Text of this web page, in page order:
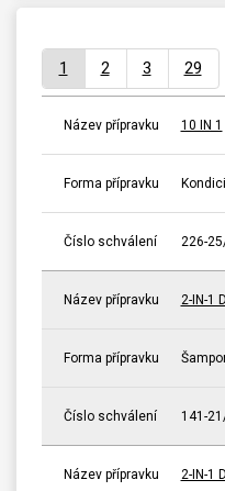
1 2 3 29
Název přípravku 10 IN 1
Forma přípravku
Číslo schválení 226-
Název přípravku 2-IN-1
Forma přípravku
Číslo schválení 141-
Název přípravku 2-IN-1